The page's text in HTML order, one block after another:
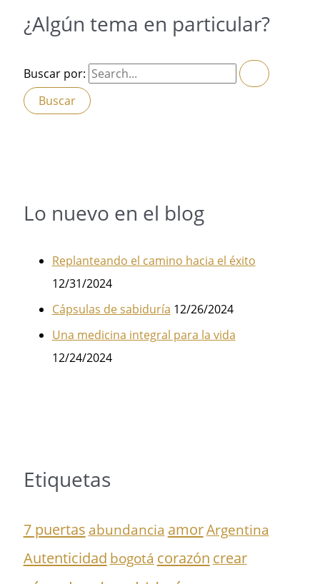
¿Algún tema en particular?
Buscar por:
Lo nuevo en el blog
Replanteando el camino hacia el éxito
12/31/2024
Cápsulas de sabiduría 12/26/2024
Una medicina integral para la vida
12/24/2024
Etiquetas
7 puertas abundancia amorArgentina
Autenticidad bogotá corazón crear